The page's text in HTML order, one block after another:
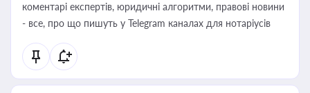
коментарі експертів, юридичні алгоритми, правові новини
- все, про що пишуть у Telegram каналах для нотаріусів